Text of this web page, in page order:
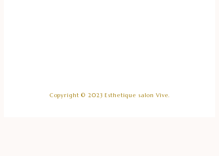
Copyright © 2023 Esthetique salon Vive.